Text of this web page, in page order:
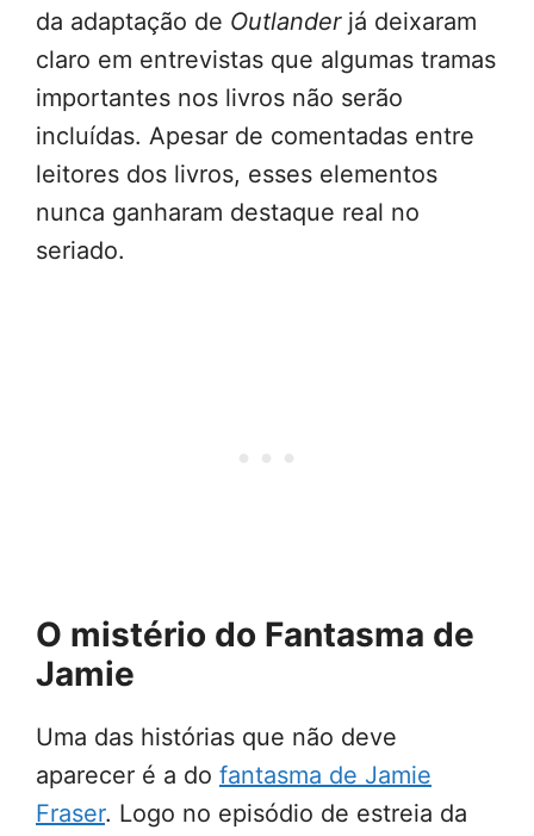
da adaptação de Outlanderjá deixaram
claro em entrevistas que algumas tramas
importantes nos livros não serão
incluídas. Apesar de comentadas entre
leitores dos livros, esses elementos
nunca ganharam destaque real no
seriado.
O mistério do Fantasma de
Jamie
Uma das histórias que não deve
aparecer é a do fantasma de Jamie
Fraser. Logo no episódio de estreia da